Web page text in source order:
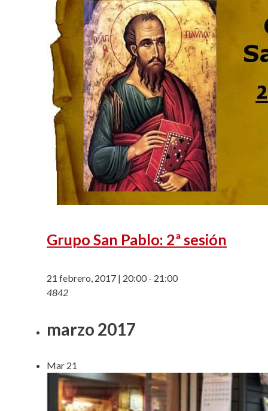
Grupo San Pablo: 2ª sesión
21 febrero, 2017 | 20:00- 21:00
4842
marzo 2017
Mar 21